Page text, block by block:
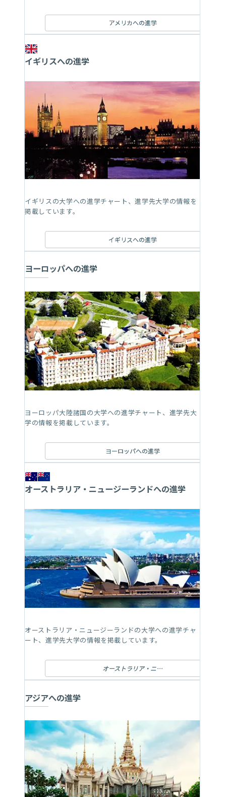
アメリカへの進学
イギリスへの進学
イギリスの大学への進学チャート、進学先大学の情報を
掲載しています。
イギリスへの進学
ヨーロッパへの進学
ヨーロッパ大陸諸国の大学への進学チャート、進学先大
学の情報を掲載しています。
ヨーロッパへの進学
オーストラリア・ニュージーランドへの進学
オーストラリア・ニュージーランドの大学への進学チャ
ート、進学先大学の情報を掲載しています。
オーストラリア・ニュージーランドへの進学
アジアへの進学